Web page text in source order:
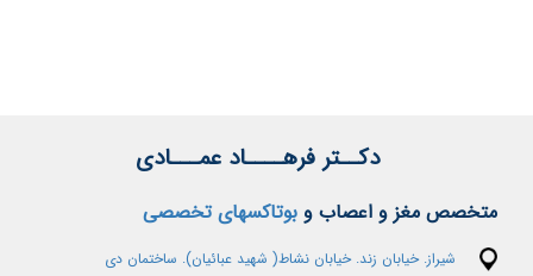
دکــتر فرهــــاد عمـــادی
متخصص مغز و اعصاب و بوتاکسهای تخصصی
شیراز. خیابان زند. خیابان نشاط( شهید عبائیان). ساختمان دی